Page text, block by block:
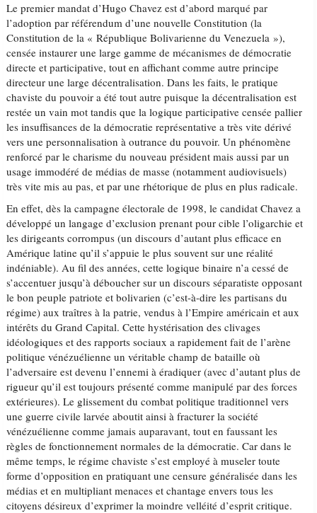
Le premier mandat d’Hugo Chavez est d’abord marqué par
l’adoption par référendum d’une nouvelle Constitution (la
Constitution de la « République Bolivarienne du Venezuela »),
censée instaurer une large gamme de mécanismes de démocratie
directe et participative, tout en affichant comme autre principe
directeur une large décentralisation. Dans les faits, le pratique
chaviste du pouvoir a été tout autre puisque la décentralisation est
restée un vain mot tandis que la logique participative censée pallier
les insuffisances de la démocratie représentative a très vite dérivé
vers une personnalisation à outrance du pouvoir. Un phénomène
renforcé par le charisme du nouveau président mais aussi par un
usage immodéré de médias de masse (notamment audiovisuels)
très vite mis au pas, et par une rhétorique de plus en plus radicale.
En effet, dès la campagne électorale de 1998, le candidat Chavez a
développé un langage d’exclusion prenant pour cible l’oligarchie et
les dirigeants corrompus (un discours d’autant plus efficace en
Amérique latine qu’il s’appuie le plus souvent sur une réalité
indéniable). Au fil des années, cette logique binaire n’a cessé de
s’accentuer jusqu’à déboucher sur un discours séparatiste opposant
le bon peuple patriote et bolivarien (c’est-à-dire les partisans du
régime) aux traîtres à la patrie, vendus à l’Empire américain et aux
intérêts du Grand Capital. Cette hystérisation des clivages
idéologiques et des rapports sociaux a rapidement fait de l’arène
politique vénézuélienne un véritable champ de bataille où
l’adversaire est devenu l’ennemi à éradiquer (avec d’autant plus de
rigueur qu’il est toujours présenté comme manipulé par des forces
extérieures). Le glissement du combat politique traditionnel vers
une guerre civile larvée aboutit ainsi à fracturer la société
vénézuélienne comme jamais auparavant, tout en faussant les
règles de fonctionnement normales de la démocratie. Car dans le
même temps, le régime chaviste s’est employé à museler toute
forme d’opposition en pratiquant une censure généralisée dans les
médias et en multipliant menaces et chantage envers tous les
citoyens désireux d’exprimer la moindre velléité d’esprit critique.